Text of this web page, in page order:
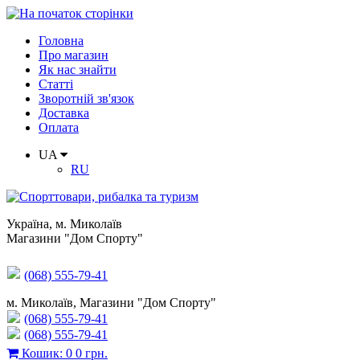
Головна
Про магазин
Як нас знайти
Статті
Зворотній зв'язок
Доставка
Оплата
UA
RU
Україна, м. Миколаїв
Магазини "Дом Спорту"
(068) 555-79-41
м. Миколаїв, Магазини "Дом Спорту"
(068) 555-79-41
(068) 555-79-41
Кошик: 0 0 грн.